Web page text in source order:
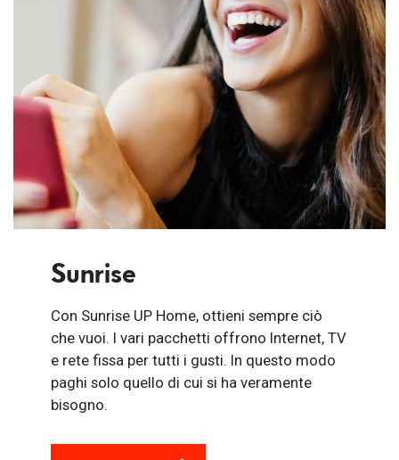
Sunrise
Con Sunrise UP Home, ottieni sempre ciò
che vuoi. I vari pacchetti offrono Internet, TV
e rete fissa per tutti i gusti. In questo modo
paghi solo quello di cui si ha veramente
bisogno.